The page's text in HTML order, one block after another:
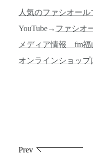
人気のファシオー
YouTube→ ファシオ
メディア情報 fm福
オンラインショップ
Prev